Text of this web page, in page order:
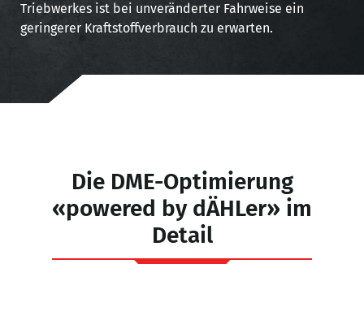
Triebwerkes ist bei unveränderter Fahrweise ein
geringerer Kraftstoffverbrauch zu erwarten.
Die DME-Optimierung
«powered by dÄHLer» im
Detail